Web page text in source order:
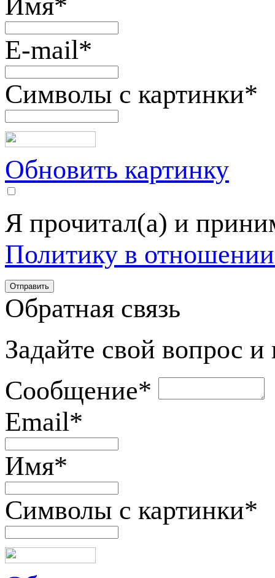
E-mail*
Символы с картинки*
Обновить картинку
Я прочитал(а) и
Политику в
Обратная связь
Задайте свой вопрос
Сообщение*
Email*
Имя*
Символы с картинки*